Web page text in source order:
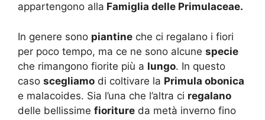
appartengono alla Famiglia delle Primulaceae.
In genere sono piantine che ci regalano i fiori
per poco tempo, ma ce ne sono alcune specie
che rimangono fiorite più a lungo. In questo
caso scegliamo di coltivare la Primula obonica
e malacoides. Sia l’una che l’altra ci regalano
delle bellissime fioriture da metà inverno fino